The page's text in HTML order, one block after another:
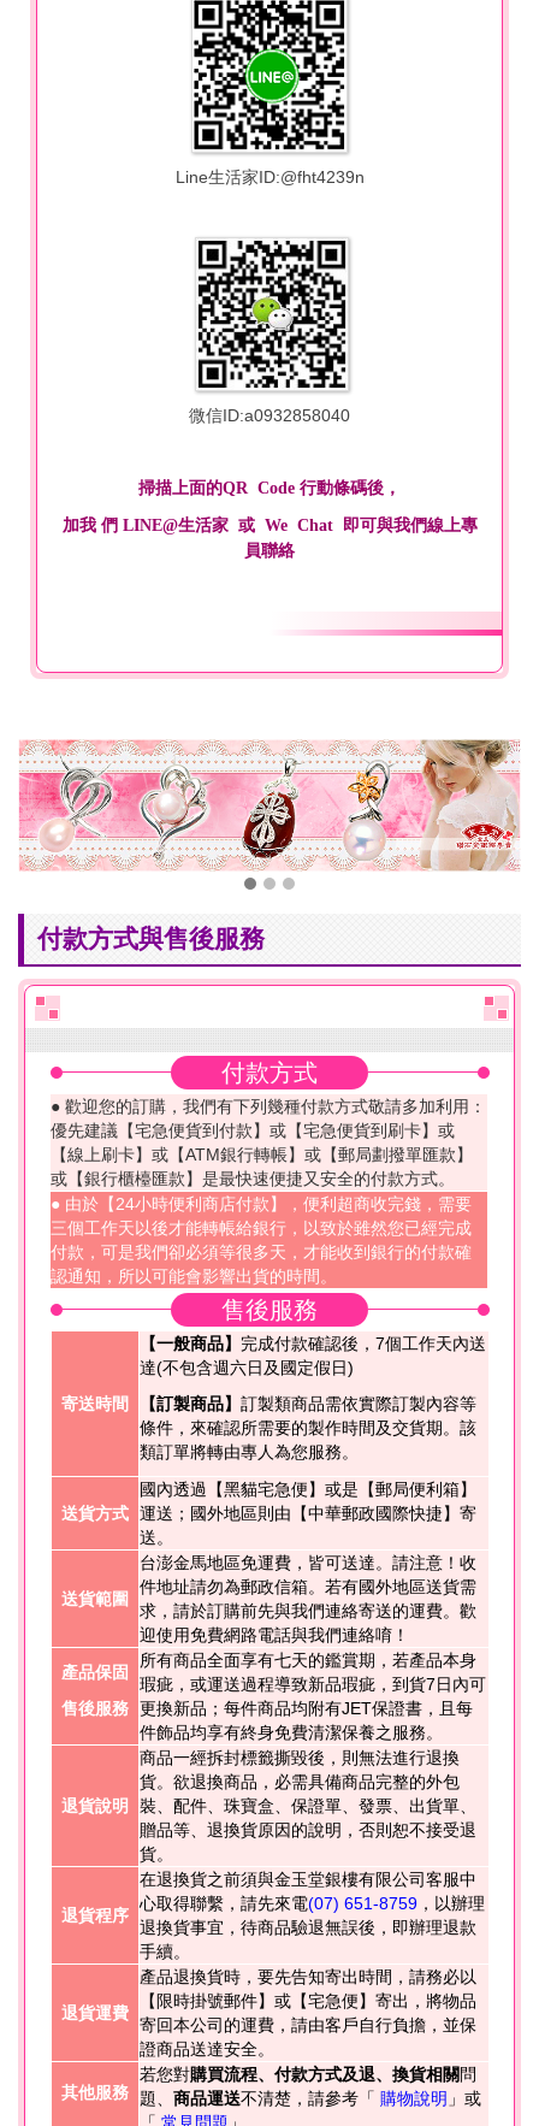
Line生活家ID:@fht4239n
微信ID:a0932858040
掃描上面的QR Code 行動條碼後，
加我 們 LINE@生活家 或 We Chat 即可與我們線上專
員聯絡
付款方式與售後服務
付款方式
● 歡迎您的訂購，我們有下列幾種付款方式敬請多加利用：
優先建議【宅急便貨到付款】或【宅急便貨到刷卡】或
【線上刷卡】或【ATM銀行轉帳】或【郵局劃撥單匯款】
或【銀行櫃檯匯款】是最快速便捷又安全的付款方式。
● 由於【24小時便利商店付款】，便利超商收完錢，需要
三個工作天以後才能轉帳給銀行，以致於雖然您已經完成
付款，可是我們卻必須等很多天，才能收到銀行的付款確
認通知，所以可能會影響出貨的時間。
售後服務
寄送時間
【一般商品】 完成付款確認後，7個工作天內送
達(不包含週六日及國定假日)
【訂製商品】 訂製類商品需依實際訂製內容等
條件，來確認所需要的製作時間及交貨期。該
類訂單將轉由專人為您服務。
送貨方式
國內透過【黑貓宅急便】或是【郵局便利箱】
運送；國外地區則由【中華郵政國際快捷】寄
送。
送貨範圍
台澎金馬地區免運費，皆可送達。請注意！收
件地址請勿為郵政信箱。若有國外地區送貨需
求，請於訂購前先與我們連絡寄送的運費。歡
迎使用免費網路電話與我們連絡唷！
產品保固
售後服務
所有商品全面享有七天的鑑賞期，若產品本身
瑕疵，或運送過程導致新品瑕疵，到貨7日內可
更換新品；每件商品均附有JET保證書，且每
件飾品均享有終身免費清潔保養之服務。
退貨說明
商品一經拆封標籤撕毀後，則無法進行退換
貨。欲退換商品，必需具備商品完整的外包
裝、配件、珠寶盒、保證單、發票、出貨單、
贈品等、退換貨原因的說明，否則恕不接受退
貨。
退貨程序
在退換貨之前須與金玉堂銀樓有限公司客服中
心取得聯繫，請先來電(07) 651-8759，以辦理
退換貨事宜，待商品驗退無誤後，即辦理退款
手續。
退貨運費
產品退換貨時，要先告知寄出時間，請務必以
【限時掛號郵件】或【宅急便】寄出，將物品
寄回本公司的運費，請由客戶自行負擔，並保
證商品送達安全。
其他服務
若您對購買流程、付款方式及退、換貨相關問
題、 商品運送不清楚，請參考「 購物說明 」或
「 常見問題 」。